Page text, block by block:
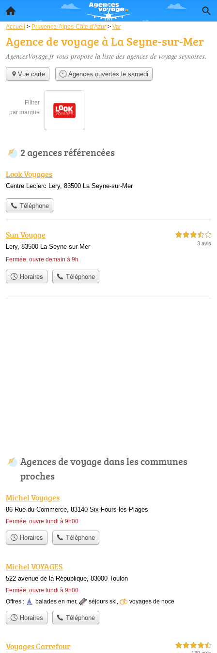
Accueil > Provence-Alpes-Côte d'Azur > Var
Agence de voyage à La Seyne-sur-Mer
AgencesVoyage.fr vous propose la liste des agences de voyage seynoises.
Vue carte Agences ouvertes le samedi
Filtrer
par marque
2 agences référencées
Look Voyages
Centre Leclerc Lery, 83500 La Seyne-sur-Mer
Téléphone
Sun Voyage
Lery, 83500 La Seyne-sur-Mer
Fermée, ouvre demain à 9h
3,5 étoiles sur 5
3 avis
Horaires Téléphone
Agences de voyage dans les communes
proches
Michel Voyages
86 Rue du Commerce, 83140 Six-Fours-les-Plages
Fermée, ouvre lundi à 9h00
Horaires Téléphone
Michel VOYAGES
522 avenue de la République, 83000 Toulon
Fermée, ouvre lundi à 9h00
Offres :
balades en mer, séjours ski voyages de noce
Horaires Téléphone
Voyages Carrefour 4,5 étoiles sur 5